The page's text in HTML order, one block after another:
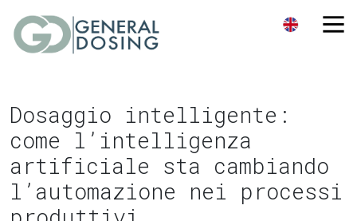
Dosaggio intelligente:
come l’intelligenza
artificiale sta cambiando
l’automazione nei processi